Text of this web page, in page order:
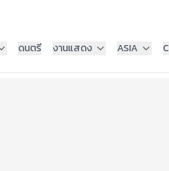
ดนตรี งานแสดง ASIA